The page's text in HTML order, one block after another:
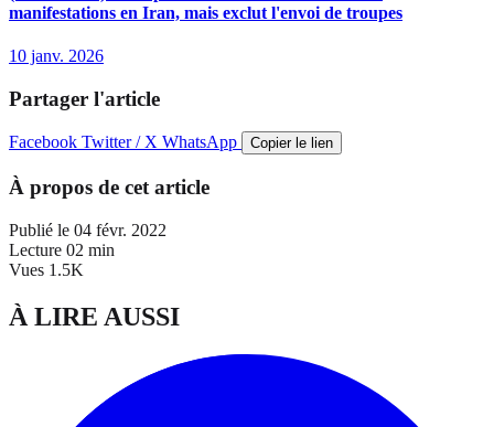
manifestations en Iran, mais exclut l'envoi de troupes
10 janv. 2026
Partager l'article
Facebook Twitter / X WhatsApp Copier le lien
À propos de cet article
Publié le 04 févr. 2022
Lecture 02 min
Vues 1.5K
À LIRE AUSSI